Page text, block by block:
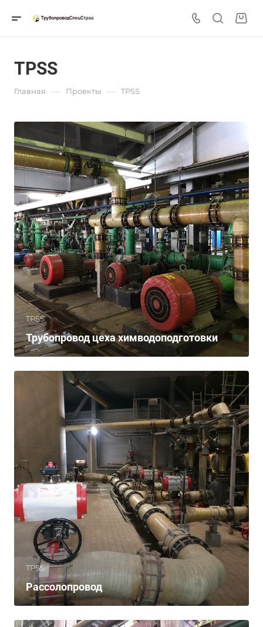
TPSS
Главная — Проекты — TPSS
TPSS
Трубопровод цеха химводоподготовки
TPSS
Рассолопровод